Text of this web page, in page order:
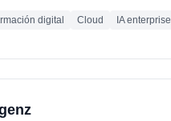
digital Cloud IA enterprise